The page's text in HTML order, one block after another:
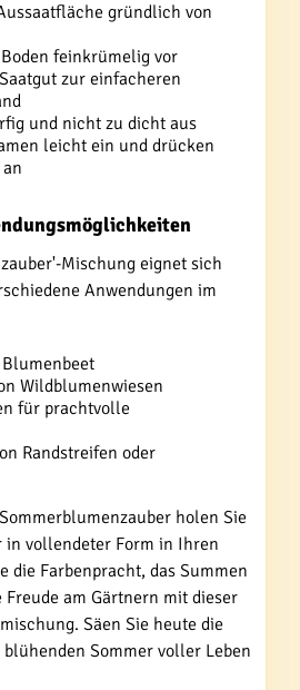
gründlich von
feinkrümelig vor
zur einfacheren
und nicht zu dicht aus
leicht ein und drücken
Mischung eignet sich
Anwendungen im
Wildblumenwiesen
für prachtvolle
Randstreifen oder
holen Sie
vollendeter Form in Ihren
die Farbenpracht, das Summen
am Gärtnern mit dieser
Säen Sie heute die
Sommer voller Leben